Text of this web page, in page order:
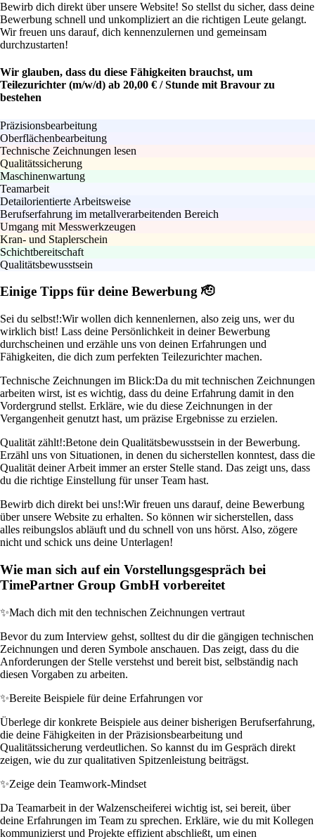
Bewirb dich direkt über unsere Website! So stellst du sicher, dass deine
Bewerbung schnell und unkompliziert an die richtigen Leute gelangt.
Wir freuen uns darauf, dich kennenzulernen und gemeinsam
durchzustarten!
Wir glauben, dass du diese Fähigkeiten brauchst, um
Teilezurichter (m/w/d) ab 20,00 € / Stunde mit Bravour zu
bestehen
Präzisionsbearbeitung
Oberflächenbearbeitung
Technische Zeichnungen lesen
Qualitätssicherung
Maschinenwartung
Teamarbeit
Detailorientierte Arbeitsweise
Berufserfahrung im metallverarbeitenden Bereich
Umgang mit Messwerkzeugen
Kran- und Staplerschein
Schichtbereitschaft
Qualitätsbewusstsein
Einige Tipps für deine Bewerbung 🫡
Sei du selbst!:Wir wollen dich kennenlernen, also zeig uns, wer du
wirklich bist! Lass deine Persönlichkeit in deiner Bewerbung
durchscheinen und erzähle uns von deinen Erfahrungen und
Fähigkeiten, die dich zum perfekten Teilezurichter machen.
Technische Zeichnungen im Blick:Da du mit technischen Zeichnungen
arbeiten wirst, ist es wichtig, dass du deine Erfahrung damit in den
Vordergrund stellst. Erkläre, wie du diese Zeichnungen in der
Vergangenheit genutzt hast, um präzise Ergebnisse zu erzielen.
Qualität zählt!:Betone dein Qualitätsbewusstsein in der Bewerbung.
Erzähl uns von Situationen, in denen du sicherstellen konntest, dass die
Qualität deiner Arbeit immer an erster Stelle stand. Das zeigt uns, dass
du die richtige Einstellung für unser Team hast.
Bewirb dich direkt bei uns!:Wir freuen uns darauf, deine Bewerbung
über unsere Website zu erhalten. So können wir sicherstellen, dass
alles reibungslos abläuft und du schnell von uns hörst. Also, zögere
nicht und schick uns deine Unterlagen!
Wie man sich auf ein Vorstellungsgespräch bei
TimePartner Group GmbH vorbereitet
✨Mach dich mit den technischen Zeichnungen vertraut
Bevor du zum Interview gehst, solltest du dir die gängigen technischen
Zeichnungen und deren Symbole anschauen. Das zeigt, dass du die
Anforderungen der Stelle verstehst und bereit bist, selbständig nach
diesen Vorgaben zu arbeiten.
✨Bereite Beispiele für deine Erfahrungen vor
Überlege dir konkrete Beispiele aus deiner bisherigen Berufserfahrung,
die deine Fähigkeiten in der Präzisionsbearbeitung und
Qualitätssicherung verdeutlichen. So kannst du im Gespräch direkt
zeigen, wie du zur qualitativen Spitzenleistung beiträgst.
✨Zeige dein Teamwork-Mindset
Da Teamarbeit in der Walzenscheiferei wichtig ist, sei bereit, über
deine Erfahrungen im Team zu sprechen. Erkläre, wie du mit Kollegen
kommunizierst und Projekte effizient abschließt, um einen